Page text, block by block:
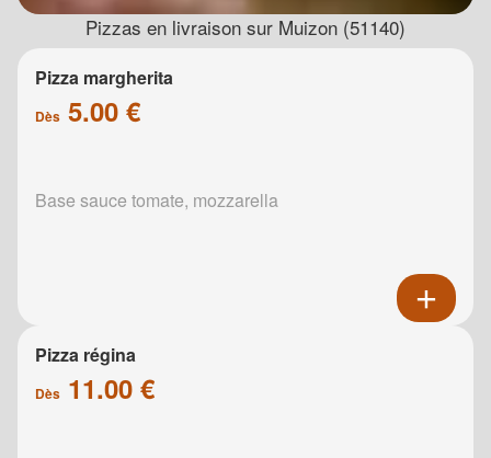
Pizzas en livraison sur Muizon (51140)
Pizza margherita
Dès 5.00 €
Base sauce tomate, mozzarella
Pizza régina
Dès 11.00 €